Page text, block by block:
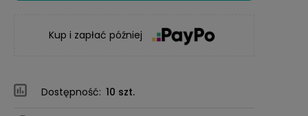
Kup i zapłać później
Dostępność: 10 szt.